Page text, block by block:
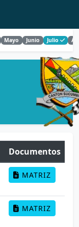
Mayo Junio Julio
Documentos
MATRIZ
MATRIZ